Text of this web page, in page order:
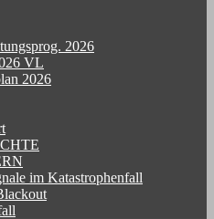
2026
VL
2026
im Katastrophenfall